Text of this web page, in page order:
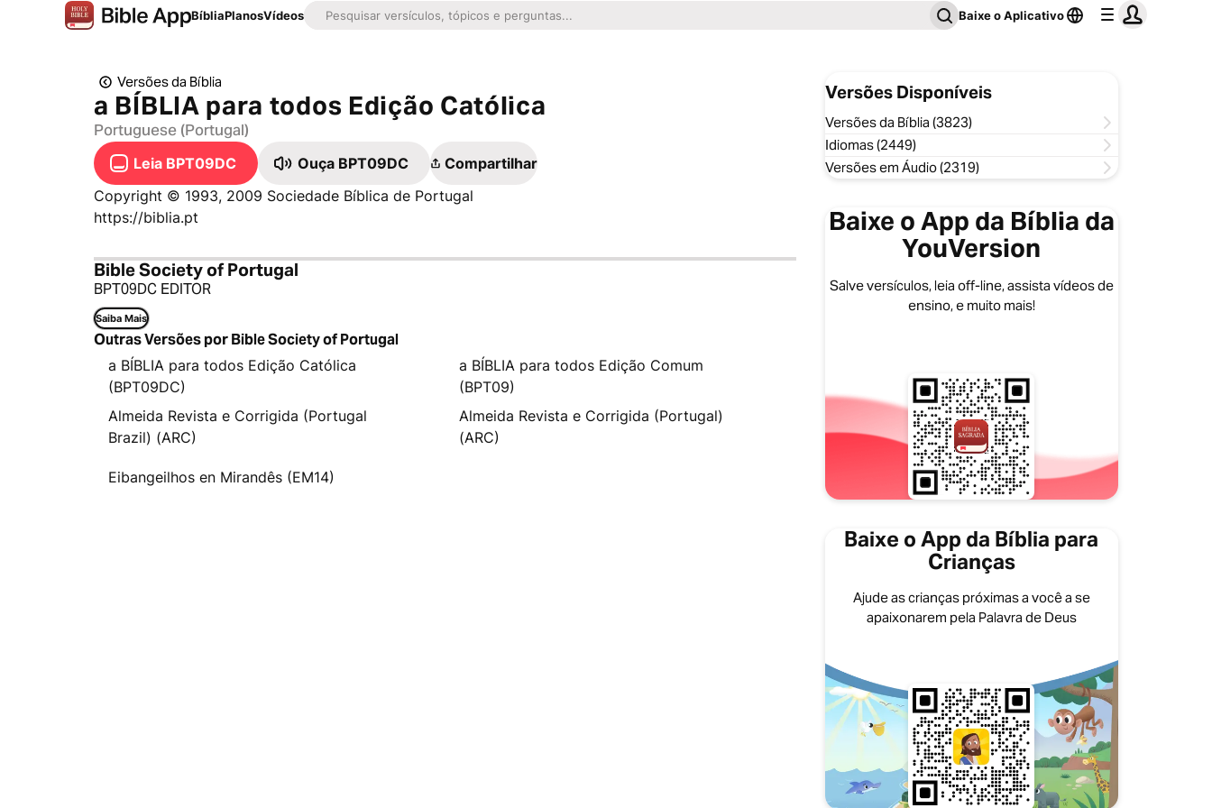
BíbliaPlanosVídeos Baixe o Aplicativo
Versões da Bíblia
a BÍBLIA para todos Edição Católica
Portuguese (Portugal)
Leia BPT09DC Ouça BPT09DC
Compartilhar
Copyright © 1993, 2009 Sociedade Bíblica de Portugal
https://biblia.pt
Bible Society of Portugal
BPT09DC EDITOR
Saiba Mais
Outras Versões por Bible Society of Portugal
a BÍBLIA para todos Edição Católica
(BPT09DC)
a BÍBLIA para todos Edição Comum
(BPT09)
Almeida Revista e Corrigida (Portugal
Brazil) (ARC)
Almeida Revista e Corrigida (Portugal)
(ARC)
Eibangeilhos en Mirandês (EM14)
Versões Disponíveis
Versões da Bíblia (3823)
Idiomas (2449)
Versões em Áudio (2319)
Baixe o App da Bíblia da
YouVersion
Salve versículos, leia off-line, assista vídeos de
ensino, e muito mais!
Baixe o App da Bíblia para
Crianças
Ajude as crianças próximas a você a se
apaixonarem pela Palavra de Deus